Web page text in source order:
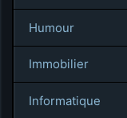
Humour
Immobilier
Informatique